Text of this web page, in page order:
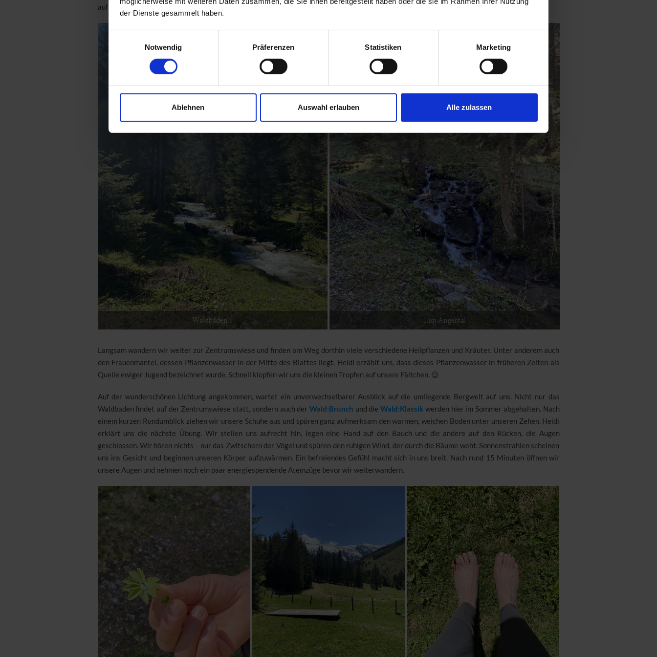
der Dienste gesammelt haben.
Notwendig
Präferenzen Statistiken Marketing
Ablehnen Auswahl erlauben Alle zulassen
aufmerksamer. Es duftet herrlich. Nach rund 10 Minuten öffnen wir unsere Augen und sind angekommen im „Alpine Spa“
Waldbaden… …im Angertal
Langsam wandern wir weiter zur Zentrumswiese und finden am Weg dorthin viele verschiedene Heilpflanzen und Kräuter. Unter anderem auch
den Frauenmantel, dessen Pflanzenwasser in der Mitte des Blattes liegt. Heidi erzählt uns, dass dieses Pflanzenwasser in früheren Zeiten als
Quelle ewiger Jugend bezeichnet wurde. Schnell klopfen wir uns die kleinen Tropfen auf unsere Fältchen. 😉
Auf der wunderschönen Lichtung angekommen, wartet ein unverwechselbarer Ausblick auf die umliegende Bergwelt auf uns. Nicht nur das
Waldbaden findet auf der Zentrumswiese statt, sondern auch der Wald:Brunch und dieWald:Klassik werden hier im Sommer abgehalten. Nach
einem kurzen Rundumblick ziehen wir unsere Schuhe aus und spüren ganz aufmerksam den warmen, weichen Boden unter unseren Zehen. Heidi
erklärt uns die nächste Übung. Wir stellen uns aufrecht hin, legen eine Hand auf den Bauch und die andere auf den Rücken, die Augen
geschlossen. Wir hören nichts – nur das Zwitschern der Vögel und spüren den ruhigen Wind, der durch die Bäume weht. Sonnenstrahlen scheinen
uns ins Gesicht und beginnen unseren Körper aufzuwärmen. Ein befreiendes Gefühl macht sich in uns breit. Nach rund 15 Minuten öffnen wir
unsere Augen und nehmen noch ein paar energiespendende Atemzüge bevor wir weiterwandern.